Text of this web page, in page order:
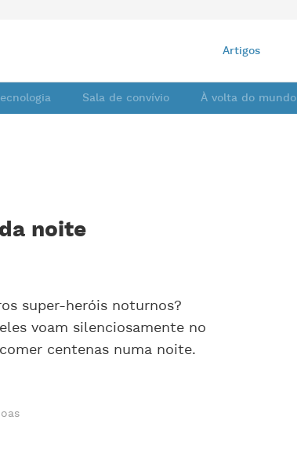
Artigos
Sala de convívio À volta do mundo
noite
super-heróis noturnos?
voam silenciosamente no
centenas numa noite.